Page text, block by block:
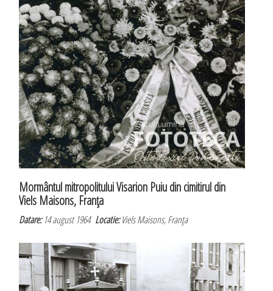
Mormântul mitropolitului Visarion Puiu din cimitirul din
Viels Maisons, Franţa
Datare:14 august 1964Locatie:Viels Maisons, Franţa